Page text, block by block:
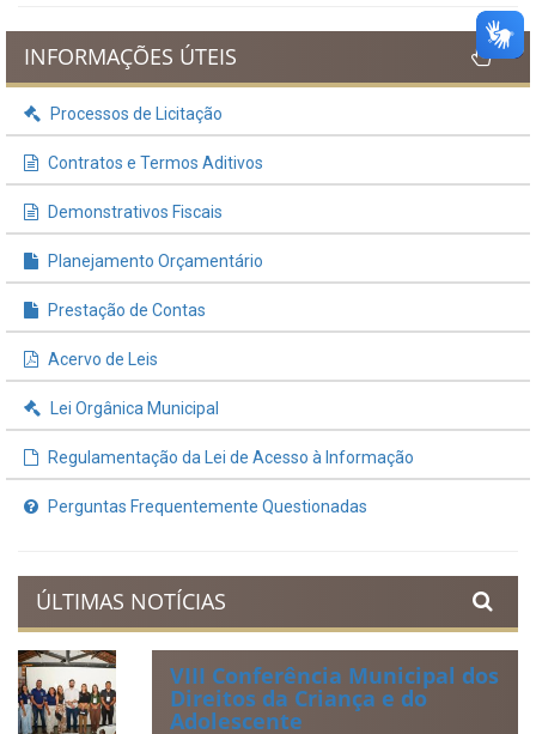
INFORMAÇÕES ÚTEIS
Processos de Licitação
Contratos e Termos Aditivos
Demonstrativos Fiscais
Planejamento Orçamentário
Prestação de Contas
Acervo de Leis
Lei Orgânica Municipal
Regulamentação da Lei de Acesso à Informação
Perguntas Frequentemente Questionadas
ÚLTIMAS NOTÍCIAS
VIII Conferência Municipal dos
Direitos da Criança e do
Adolescente